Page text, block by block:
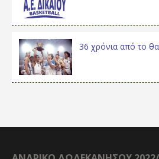
36 χρόνια από το